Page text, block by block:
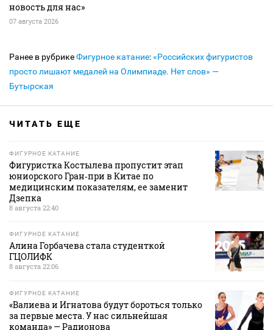
новость для нас»
07 августа 2026
Ранее в рубрикеФигурное катание:«Российских фигуристов
просто лишают медалей на Олимпиаде. Нет слов» —
Бутырская
ЧИТАТЬ ЕЩЕ
ФИГУРНОЕ КАТАНИЕ
Фигуристка Костылева пропустит этап
юниорского Гран‑при в Китае по
медицинским показателям, ее заменит
Дзепка
8 августа 22:40
ФИГУРНОЕ КАТАНИЕ
Алина Горбачева стала студенткой
ГЦОЛИФК
8 августа 22:06
ФИГУРНОЕ КАТАНИЕ
«Валиева и Игнатова будут бороться только
за первые места. У нас сильнейшая
команда» — Радионова